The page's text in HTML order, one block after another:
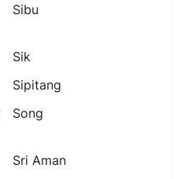
Sibu
Sik
Sipitang
Song
Sri Aman